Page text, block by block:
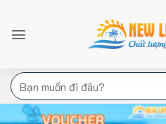
nội
Tìm
kiếm: